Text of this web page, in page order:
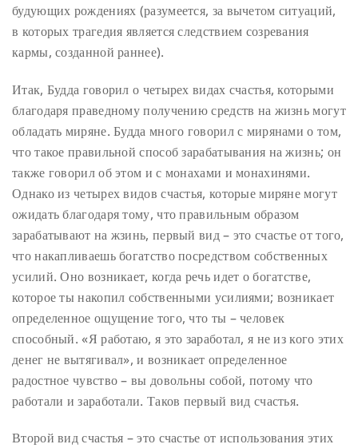
будующих рождениях (разумеется, за вычетом ситуаций,
в которых трагедия является следствием созревания
кармы, созданной раннее).
Итак, Будда говорил о четырех видах счастья, которыми
благодаря праведному получению средств на жизнь могут
обладать миряне. Будда много говорил с мирянами о том,
что такое правильной способ зарабатывания на жизнь; он
также говорил об этом и с монахами и монахинями.
Однако из четырех видов счастья, которые миряне могут
ожидать благодаря тому, что правильным образом
зарабатывают на жзинь, первый вид – это счастье от того,
что накапливаешь богатство посредством собственных
усилий. Оно возникает, когда речь идет о богатстве,
которое ты накопил собственными усилиями; возникает
определенное ощущение того, что ты – человек
способный. «Я работаю, я это заработал, я не из кого этих
денег не вытягивал», и возникает определенное
радостное чувство – вы довольны собой, потому что
работали и заработали. Таков первый вид счастья.
Второй вид счастья – это счастье от использования этих